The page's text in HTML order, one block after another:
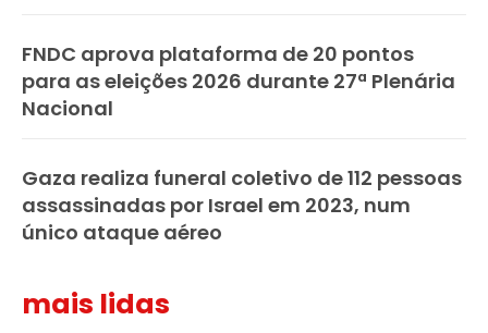
FNDC aprova plataforma de 20 pontos
para as eleições 2026 durante 27ª Plenária
Nacional
Gaza realiza funeral coletivo de 112 pessoas
assassinadas por Israel em 2023, num
único ataque aéreo
mais lidas